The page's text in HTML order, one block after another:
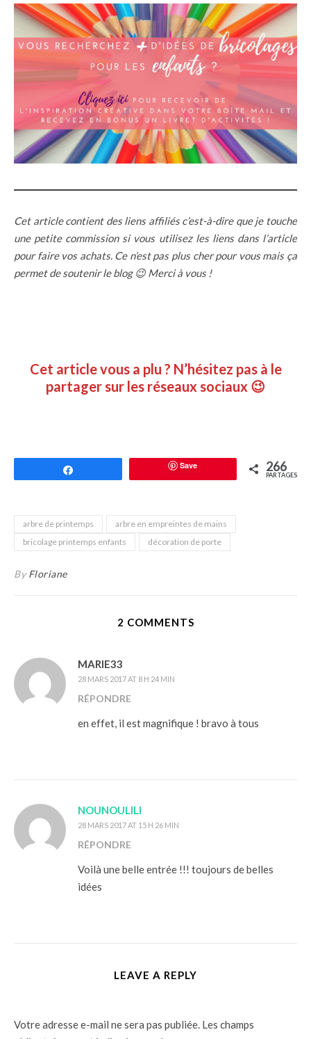
Cet article contient des liens affiliés c’est-à-dire que je touche
une petite commission si vous utilisez les liens dans l’article
pour faire vos achats. Ce n’est pas plus cher pour vous mais ça
permet de soutenir le blog 😉 Merci à vous !
Cet article vous a plu ? N’hésitez pas à le
partager sur les réseaux sociaux 😉
Save 266
PARTAGES
arbre de printemps
arbre en empreintes de mains
bricolage printemps enfants
décoration de porte
ByFloriane
2 COMMENTS
MARIE33
28 MARS 2017 AT 8 H 24 MIN
RÉPONDRE
en effet, il est magnifique ! bravo à tous
NOUNOULILI
28 MARS 2017 AT 15 H 26 MIN
RÉPONDRE
Voilà une belle entrée !!! toujours de belles
idées
LEAVE A REPLY
Votre adresse e-mail ne sera pas publiée. Les champs